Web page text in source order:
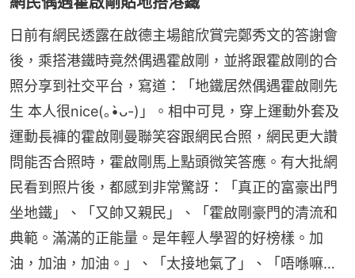
日前有網民透露在啟德主場館欣賞完鄭秀文的答謝會
後，乘搭港鐵時竟然偶遇霍啟剛，並將跟霍啟剛的合
照分享到社交平台，寫道：「地鐵居然偶遇霍啟剛先
生 本人很nice(｡•̀ᴗ-)」。相中可見，穿上運動外套及
運動長褲的霍啟剛曼聯笑容跟網民合照，網民更大讚
問能否合照時，霍啟剛馬上點頭微笑答應。有大批網
民看到照片後，都感到非常驚訝：「真正的富豪出門
坐地鐵」、「又帥又親民」、「霍啟剛豪門的清流和
典範。滿滿的正能量。是年輕人學習的好榜樣。加
油，加油，加油。」、「太接地氣了」、「唔喺嘛…